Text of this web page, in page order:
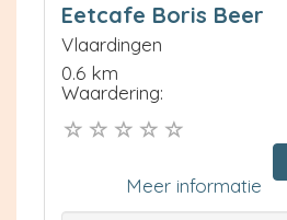
Eetcafe Boris Beer
Vlaardingen
0.6 km
Waardering:
Meer informatie